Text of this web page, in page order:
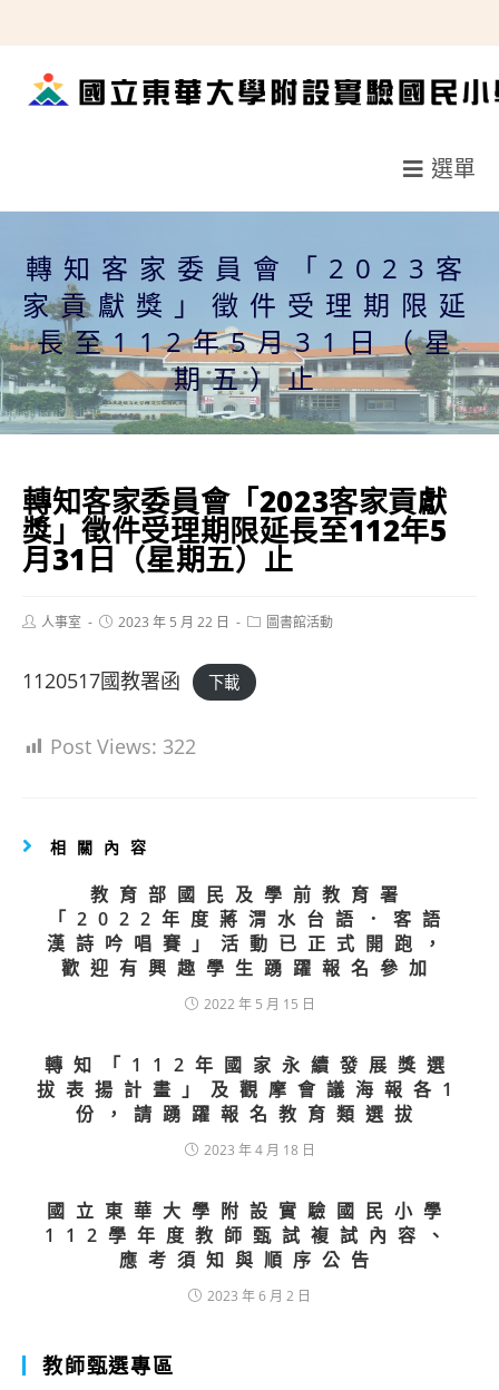
轉
選單
轉知客家委員會「2023客
家貢獻獎」徵件受理期限延
長至112年5月31日（星
期五）止
轉知客家委員會「2023客家貢獻
獎」徵件受理期限延長至112年5
月31日（星期五）止
Post人事室
Post2023 年 5 月 22 日
Post圖書館活動
1120517國教署函 下載
Post Views: 322
相關內容
教育部國民及學前教育署
「2022年度蔣渭水台語．客語
漢詩吟唱賽」活動已正式開跑，
歡迎有興趣學生踴躍報名參加
2022 年 5 月 15 日
轉知「112年國家永續發展獎選
拔表揚計畫」及觀摩會議海報各1
份，請踴躍報名教育類選拔
2023 年 4 月 18 日
國立東華大學附設實驗國民小學
112學年度教師甄試複試內容、
應考須知與順序公告
2023 年 6 月 2 日
教師甄選專區